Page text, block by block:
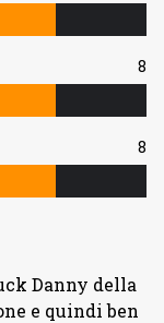
8
8
Danny della
e quindi ben